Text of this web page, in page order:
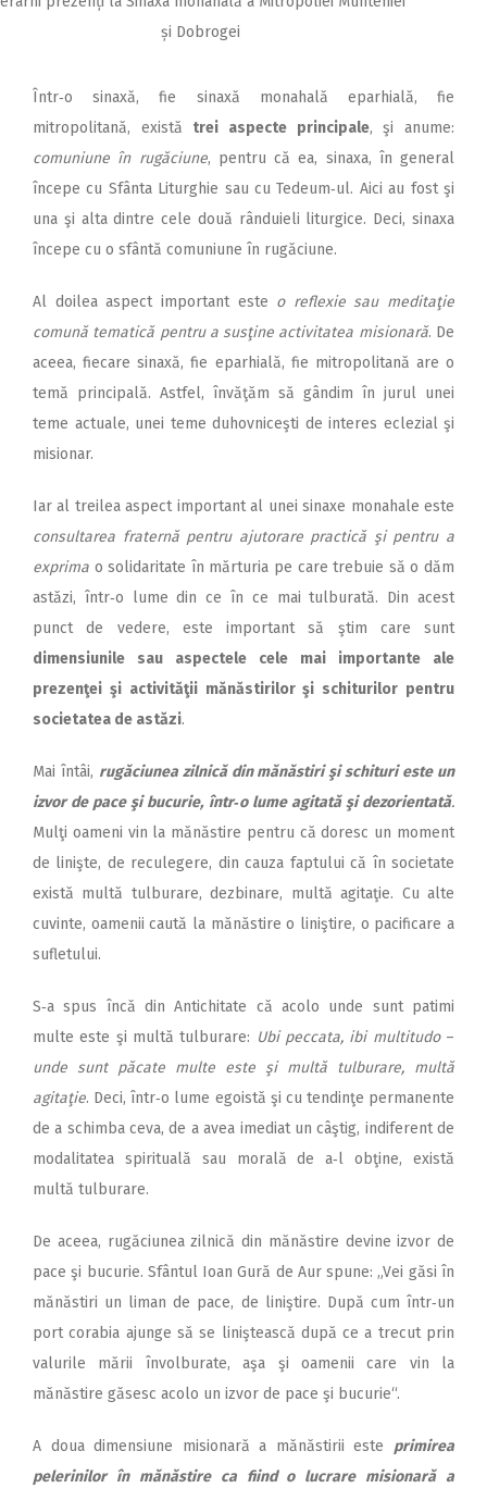
și Dobrogei
Într‑o sinaxă, fie sinaxă monahală eparhială, fie
mitropolitană, există trei aspecte principale, şi anume:
comuniune în rugăciune, pentru că ea, sinaxa, în general
începe cu Sfânta Liturghie sau cu Tedeum‑ul. Aici au fost şi
una şi alta dintre cele două rânduieli liturgice. Deci, sinaxa
începe cu o sfântă comuniune în rugăciune.
Al doilea aspect important este o reflexie sau meditaţie
comună tematică pentru a susţine activitatea misionară. De
aceea, fiecare sinaxă, fie eparhială, fie mitropolitană are o
temă principală. Astfel, învăţăm să gândim în jurul unei
teme actuale, unei teme duhovniceşti de interes eclezial şi
misionar.
Iar al treilea aspect important al unei sinaxe monahale este
consultarea fraternă pentru ajutorare practică şi pentru a
exprima o solidaritate în mărturia pe care trebuie să o dăm
astăzi, într‑o lume din ce în ce mai tulburată. Din acest
punct de vedere, este important să ştim care sunt
dimensiunile sau aspectele cele mai importante ale
prezenţei şi activităţii mănăstirilor şi schiturilor pentru
societatea de astăzi.
Mai întâi, rugăciunea zilnică din mănăstiri şi schituri este un
izvor de pace şi bucurie, într‑o lume agitată şi dezorientată.
Mulţi oameni vin la mănăstire pentru că doresc un moment
de linişte, de reculegere, din cauza faptului că în societate
există multă tulburare, dezbinare, multă agitaţie. Cu alte
cuvinte, oamenii caută la mănăstire o liniştire, o pacificare a
sufletului.
S‑a spus încă din Antichitate că acolo unde sunt patimi
multe este şi multă tulburare: Ubi peccata, ibi multitudo–
unde sunt păcate multe este şi multă tulburare, multă
agitaţie. Deci, într‑o lume egoistă şi cu tendinţe permanente
de a schimba ceva, de a avea imediat un câştig, indiferent de
modalitatea spi­rituală sau morală de a‑l obţine, există
multă tulburare.
De aceea, rugăciunea zilnică din mănăstire devine izvor de
pace şi bucurie. Sfântul Ioan Gură de Aur spune: „Vei găsi în
mănăstiri un liman de pace, de liniştire. După cum într‑un
port corabia ajunge să se liniştească după ce a trecut prin
valurile mării învolburate, aşa şi oamenii care vin la
mănăstire găsesc acolo un izvor de pace şi bucurie“.
A doua dimensiune misionară a mănăstirii este primirea
pelerinilor în mănăstire ca fiind o lucrare misionară a